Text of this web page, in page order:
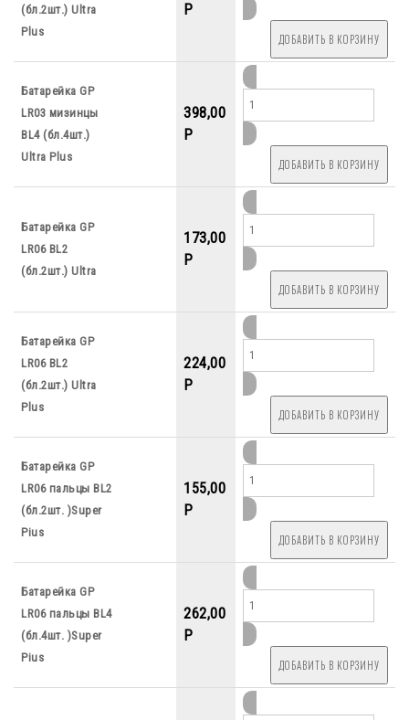
(бл.2шт.) Ultra
Plus
P
Батарейка GP
LR03 мизинцы
BL4 (бл.4шт.)
Ultra Plus
398,00
P
Батарейка GP
LR06 BL2
(бл.2шт.) Ultra
173,00
P
Батарейка GP
LR06 BL2
(бл.2шт.) Ultra
Plus
224,00
P
Батарейка GP
LR06 пальцы BL2
(бл.2шт. )Super
Pius
155,00
P
Батарейка GP
LR06 пальцы BL4
(бл.4шт. )Super
Pius
262,00
P